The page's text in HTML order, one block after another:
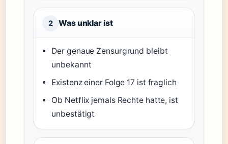
2 Was unklar ist
Der genaue Zensurgrund bleibt
unbekannt
Existenz einer Folge 17 ist fraglich
Ob Netflix jemals Rechte hatte, ist
unbestätigt